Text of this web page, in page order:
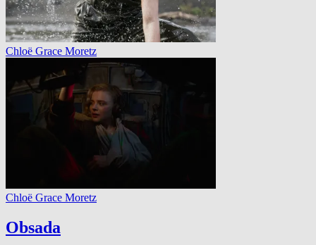
Chloë Grace Moretz
Chloë Grace Moretz
Obsada